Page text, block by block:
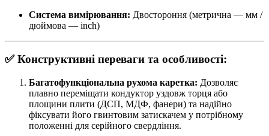
Система вимірювання: Двостороння (метрична — мм /
дюймова — inch)
✅ Конструктивні переваги та особливості:
Багатофункціональна рухома каретка: Дозволяє
плавно переміщати кондуктор уздовж торця або
площини плити (ДСП, МДФ, фанери) та надійно
фіксувати його гвинтовим затискачем у потрібному
положенні для серійного свердління.